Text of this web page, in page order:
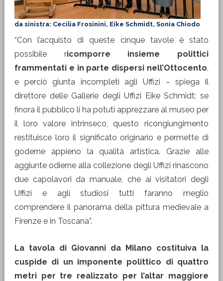
da sinistra: Cecilia Frosinini, Eike Schmidt, Sonia Chiodo
“Con l’acquisto di queste cinque tavole è stato
possibile ricomporre insieme polittici
frammentati e in parte dispersi nell’Ottocento,
e perciò giunta incompleti agli Uffizi – spiega il
direttore delle Gallerie degli Uffizi Eike Schmidt: se
finora il pubblico li ha potuti apprezzare al museo per
il loro valore intrinseco, questo ricongiungimento
restituisce loro il significato originario e permette di
goderne appieno la qualità artistica. Grazie alle
aggiunte odierne alla collezione degli Uffizi rinascono
due capolavori da manuale, che ai visitatori degli
Uffizi e agli studiosi tutti faranno meglio
comprendere il panorama della pittura medievale a
Firenze e in Toscana”.
La tavola di Giovanni da Milano costituiva la
cuspide di un imponente polittico di quattro
metri per tre realizzato per l’altar maggiore